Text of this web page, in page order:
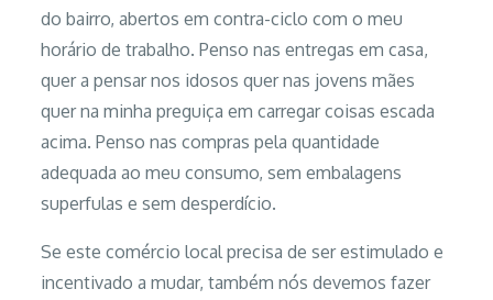
do bairro, abertos em contra-ciclo com o meu
horário de trabalho. Penso nas entregas em casa,
quer a pensar nos idosos quer nas jovens mães
quer na minha preguiça em carregar coisas escada
acima. Penso nas compras pela quantidade
adequada ao meu consumo, sem embalagens
superfulas e sem desperdício.
Se este comércio local precisa de ser estimulado e
incentivado a mudar, também nós devemos fazer